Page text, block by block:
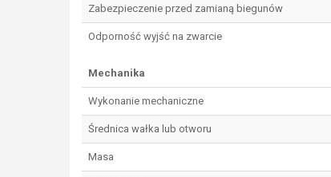
Zabezpieczenie przed zamianą biegunów
Odporność wyjść na zwarcie
Mechanika
Wykonanie mechaniczne
Średnica wałka lub otworu
Masa